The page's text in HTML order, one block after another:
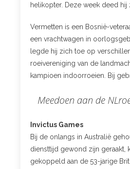
helikopter. Deze week deed hij
Vermetten is een Bosnië-
een vrachtwagen in
legde hij zich toe op
roeivereniging van de
kampioen indoorroeien. Bij
Meedoen aan de
Invictus Games
Bij de onlangs in Australië
diensttijd gewond zijn geraakt,
gekoppeld aan de 53-jarige